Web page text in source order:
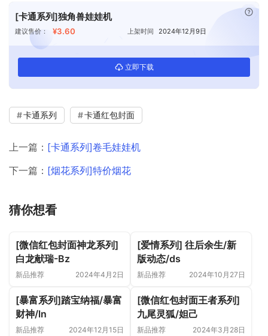
[卡通系列]独角兽娃娃机
建议售价： ¥3.60 上架时间 2024年12月9日
立即下载
已
卡通系列 卡通红包封面
上一篇： [卡通系列]卷毛娃娃机
下一篇： [烟花系列]特价烟花
猜你想看
[微信红包封面神龙系列]
白龙献瑞-Bz
新品推荐 2024年4月2日
[爱情系列] 往后余生/新
版动态/ds
新品推荐 2024年10月27日
[暴富系列]踏宝纳福/暴富
财神/ln
新品推荐 2024年12月15日
[微信红包封面王者系列]
九尾灵狐/妲己
新品推荐 2024年3月28日